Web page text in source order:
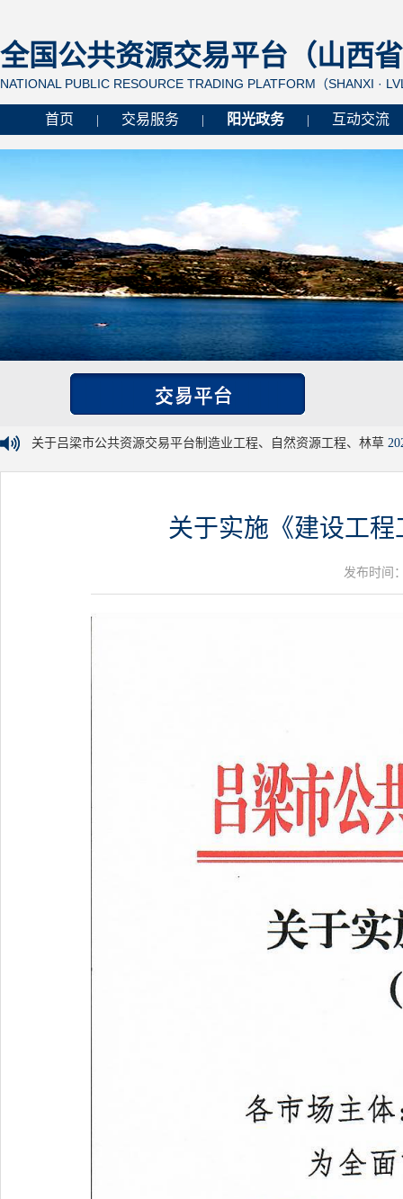
全国公共资源交易平台（山西
NATIONAL PUBLIC RESOURCE TRADING PLATFORM（SHANXI ·
首页 交易服务 阳光政务 互动交流
关于吕梁市公共资源交易平台制造业工程、自然资源工程、林草
关于实施《建设工
发布时间